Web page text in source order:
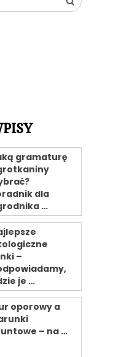
gramaturę
dla
…
–
je …
oporowy a
– na …